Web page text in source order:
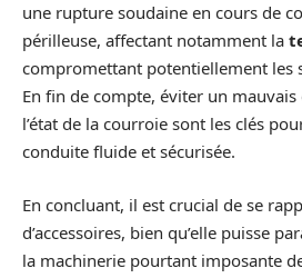
une rupture soudaine en cours de
périlleuse, affectant notamment la
compromettant potentiellement les
En fin de compte, éviter un
l’état de la courroie sont les clés
conduite fluide et sécurisée.
En concluant, il est crucial de se
d’accessoires, bien qu’elle puisse
la machinerie pourtant imposante